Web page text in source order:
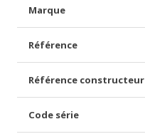
Marque
Référence
Référence constructeur
Code série